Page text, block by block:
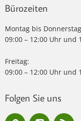
Bürozeiten
Montag bis
09:00 – 12:00 Uhr und
Freitag:
09:00 – 12:00 Uhr und
Folgen Sie uns